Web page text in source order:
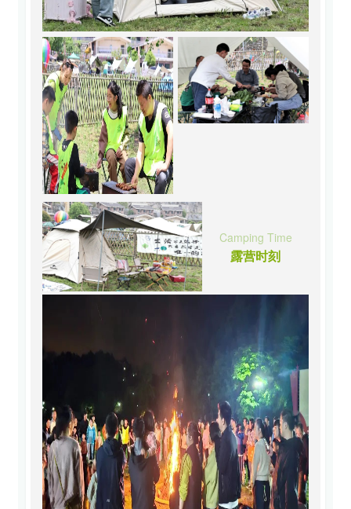
Camping Time
露营时刻